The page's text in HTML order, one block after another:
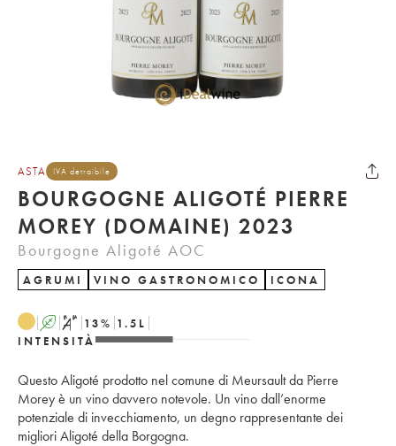
ASTA IVA detraibile
BOURGOGNE ALIGOTÉ PIERRE
MOREY (DOMAINE) 2023
Bourgogne Aligoté AOC
AGRUMI VINO GASTRONOMICO ICONA
A S 13% 1.5 L
INTENSITÀ
Questo Aligoté prodotto nel comune di Meursault da Pierre
Morey è un vino davvero notevole. Un vino dall’enorme
potenziale di invecchiamento, un degno rappresentante dei
migliori Aligoté della Borgogna.